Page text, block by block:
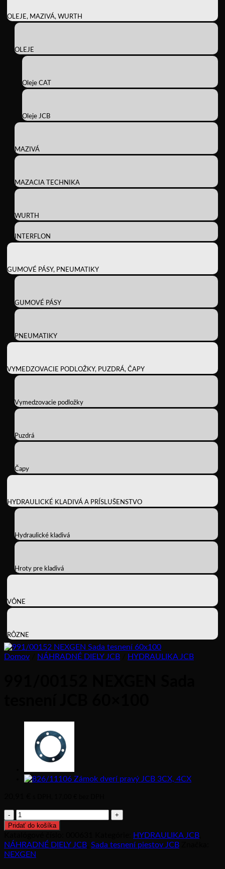
OLEJE, MAZIVÁ, WURTH
OLEJE
Oleje CAT
Oleje JCB
MAZIVÁ
MAZACIA TECHNIKA
WURTH
INTERFLON
GUMOVÉ PÁSY, PNEUMATIKY
GUMOVÉ PÁSY
PNEUMATIKY
VYMEDZOVACIE PODLOŽKY, PUZDRÁ, ČAPY
Vymedzovacie podložky
Puzdrá
Čapy
HYDRAULICKÉ KLADIVÁ A PRÍSLUŠENSTVO
Hydraulické kladivá
Hroty pre kladivá
VÔNE
RÔZNE
Domov NÁHRADNÉ DIELY JCB HYDRAULIKA JCB
množstvo
991/00152
NEXGEN
Sada
tesnení
Pridať do košíka
HYDRAULIKA JCB
NÁHRADNÉ DIELY JCB Sada tesnení piestov JCB
NEXGEN